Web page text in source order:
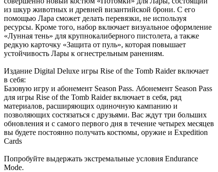
из шкур животных и древней византийской брони. С его
помощью Лара сможет делать перевязки, не используя
ресурсы. Кроме того, набор включает визуальное оформление
«Лунная тень» для крупнокалиберного пистолета, а также
редкую карточку «Защита от пуль», которая повышает
устойчивость Лары к огнестрельным ранениям.
Издание Digital Deluxe игры Rise of the Tomb Raider включает
в себя:
Базовую игру и абонемент Season Pass. Абонемент Season Pass
для игры Rise of the Tomb Raider включает в себя, ряд
материалов, расширяющих одиночную кампанию и
позволяющих состязаться с друзьями. Вас ждут три больших
обновления и с самого первого дня в течение четырех месяцев
вы будете постоянно получать костюмы, оружие и Expedition
Cards
Попробуйте выдержать экстремальные условия Endurance
Mode.